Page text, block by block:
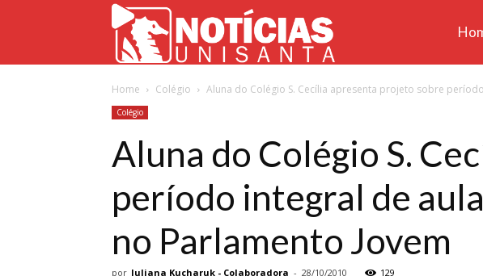
Unisanta
Home Colégio Aluna do Colégio S. Cecília apresenta projeto sobre
Colégio
Aluna do Colégio S.
período integral de
no Parlamento Jovem
por Juliana Kucharuk - Colaboradora - 28/10/2010 129